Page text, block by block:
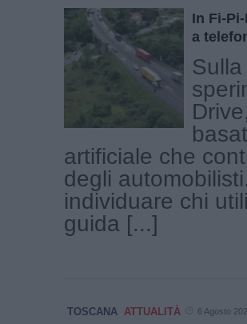
In Fi-
a
artificiale che
degli
individuare chi
guida [...]
TOSCANA ATTUALITÀ 6 Agosto